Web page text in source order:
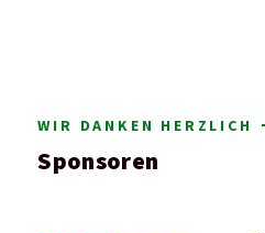
WIR DANKEN HERZLICH
Sponsoren